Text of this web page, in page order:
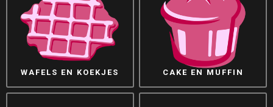
WAFELS EN KOEKJES CAKE EN MUFFIN